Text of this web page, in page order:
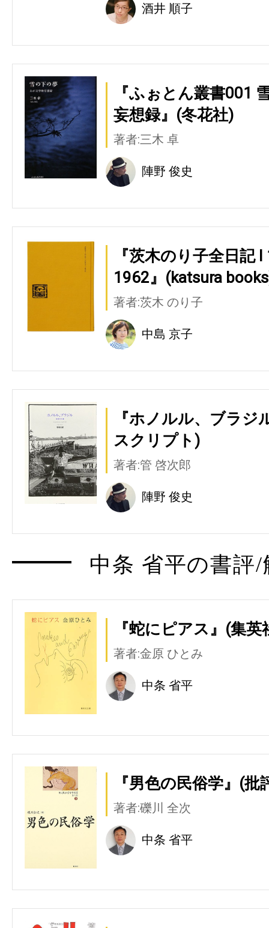
酒井 順子
『ふぉとん叢書001
妄想録』(冬花社)
著者:三木 卓
陣野 俊史
『茨木のり子全日記
1962』(katsura
著者:茨木 のり子
中島 京子
『ホノルル、ブラジ
スクリプト)
著者:管 啓次郎
陣野 俊史
中条 省平の書評
『蛇にピアス』(集英
著者:金原 ひとみ
中条 省平
『男色の民俗学』(批
著者:礫川 全次
中条 省平